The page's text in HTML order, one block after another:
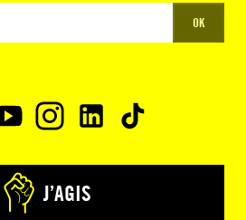
OK
J’AGIS